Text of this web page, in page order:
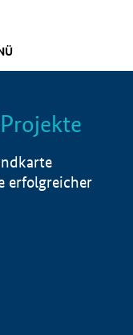
Info
erfolgreicher